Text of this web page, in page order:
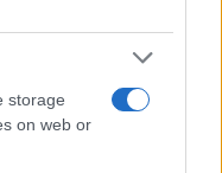
storage
on web or
e caldo tornano
ancora fino a